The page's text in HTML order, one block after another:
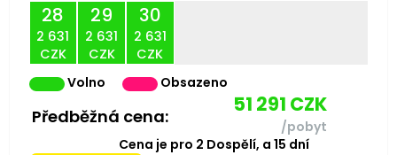
28
2 631
CZK
29
2 631
CZK
30
2 631
CZK
Volno
Obsazeno
Předběžná cena: 51 291 CZK
/pobyt
Cena je pro 2 Dospělí, a 15 dní